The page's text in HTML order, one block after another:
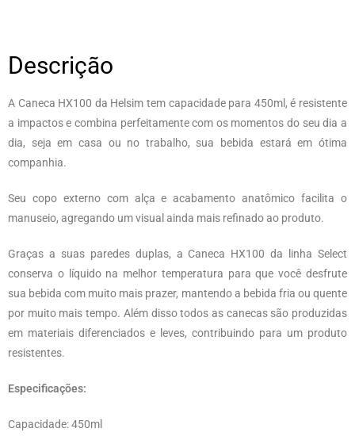
Descrição
A Caneca HX100 da Helsim tem capacidade para 450ml, é resistente
a impactos e combina perfeitamente com os momentos do seu dia a
dia, seja em casa ou no trabalho, sua bebida estará em ótima
companhia.
Seu copo externo com alça e acabamento anatômico facilita o
manuseio, agregando um visual ainda mais refinado ao produto.
Graças a suas paredes duplas, a Caneca HX100 da linha Select
conserva o líquido na melhor temperatura para que você desfrute
sua bebida com muito mais prazer, mantendo a bebida fria ou quente
por muito mais tempo. Além disso todos as canecas são produzidas
em materiais diferenciados e leves, contribuindo para um produto
resistentes.
Especificações:
Capacidade: 450ml